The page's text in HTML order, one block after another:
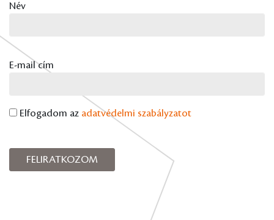
Név
E-mail cím
Elfogadom az adatvédelmi szabályzatot